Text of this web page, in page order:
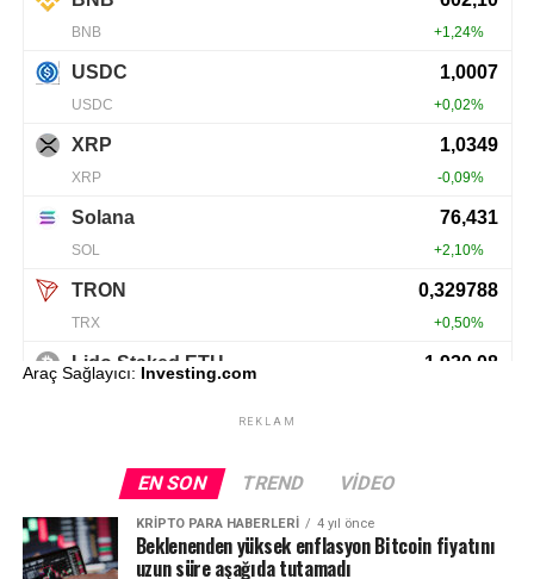
Araç Sağlayıcı: Investing.com
REKLAM
EN SON TREND VIDEO
KRIPTO PARA HABERLERI 4 yıl önce
Beklenenden yüksek enflasyon Bitcoin fiyatını
uzun süre aşağıda tutamadı